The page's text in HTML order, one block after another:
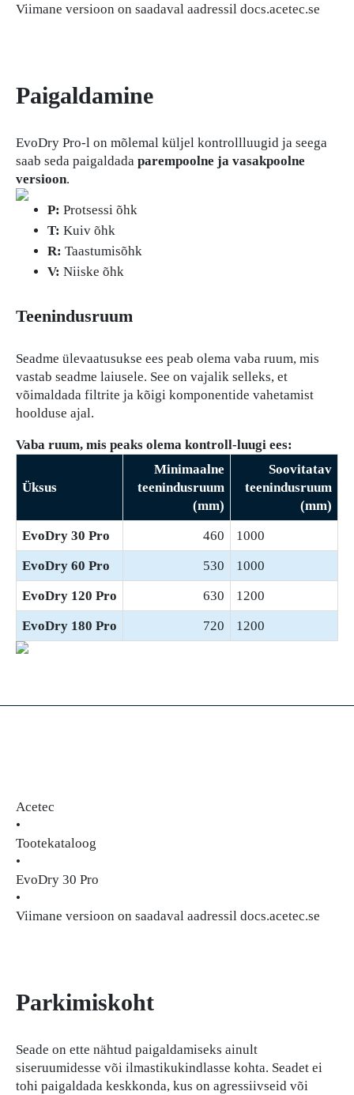
Viimane versioon on saadaval aadressil docs.acetec.se
Paigaldamine
EvoDry Pro-l on mõlemal küljel kontrollluugid ja seega
saab seda paigaldada parempoolne ja vasakpoolne
versioon.
P: Protsessi õhk
T: Kuiv õhk
R: Taastumisõhk
V: Niiske õhk
Teenindusruum
Seadme ülevaatusukse ees peab olema vaba ruum, mis
vastab seadme laiusele. See on vajalik selleks, et
võimaldada filtrite ja kõigi komponentide vahetamist
hoolduse ajal.
Vaba ruum, mis peaks olema kontroll-luugi ees:
Üksus
Minimaalne
teenindusruum
(mm)
Soovitatav
teenindusruum
(mm)
EvoDry 30 Pro
460
1000
EvoDry 60 Pro
530
1000
EvoDry 120 Pro
630
1200
EvoDry 180 Pro
720 1200
Acetec
•
Tootekataloog
•
EvoDry 30 Pro
•
Viimane versioon on saadaval aadressil docs.acetec.se
Parkimiskoht
Seade on ette nähtud paigaldamiseks ainult
siseruumidesse või ilmastikukindlasse kohta. Seadet ei
tohi paigaldada keskkonda, kus on agressiivseid või